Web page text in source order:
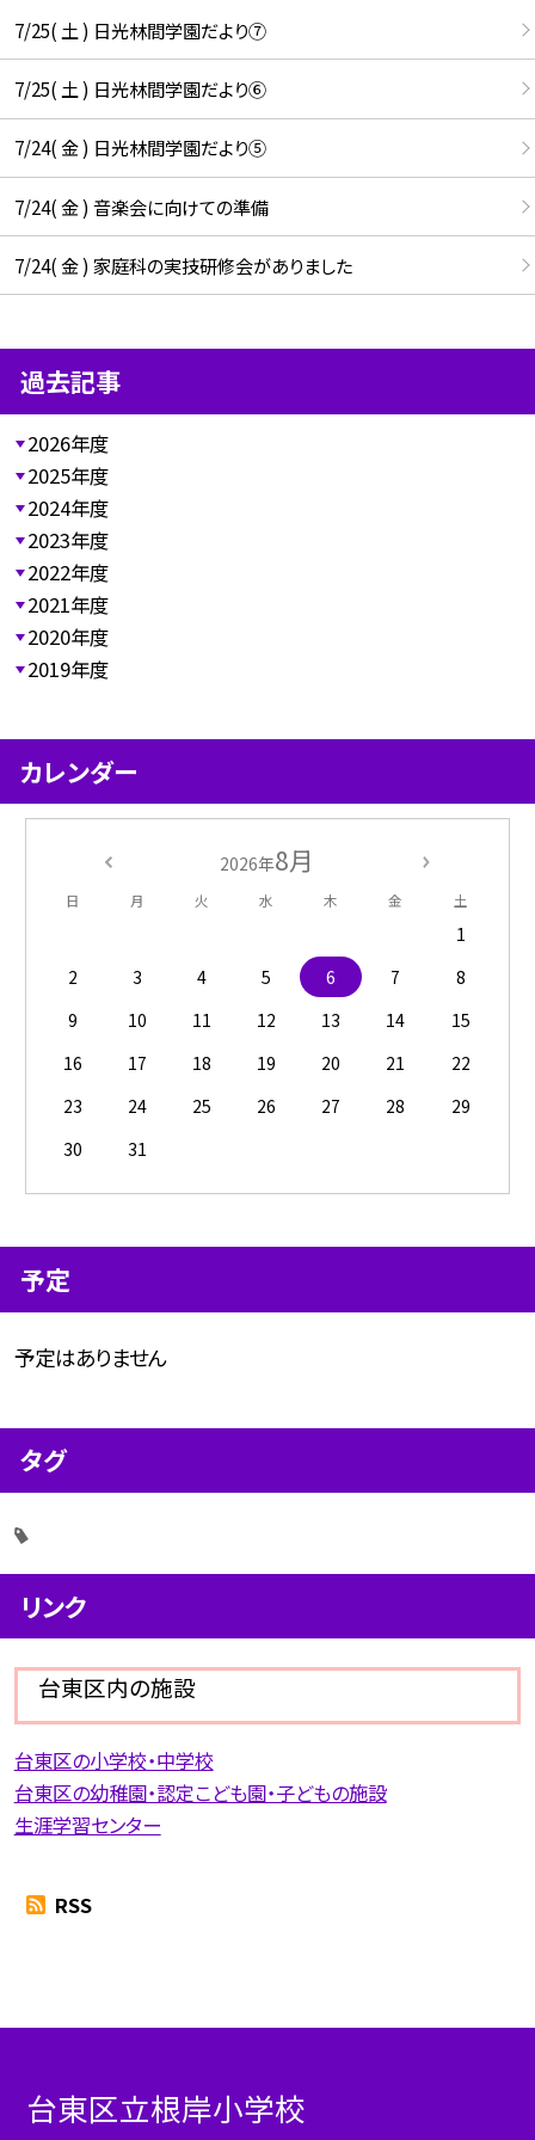
7/25( 土 ) 日光林間学園だより⑦
7/25( 土 ) 日光林間学園だより⑥
7/24( 金 ) 日光林間学園だより⑤
7/24( 金 ) 音楽会に向けての準備
7/24( 金 ) 家庭科の実技研修会がありました
過去記事
2026年度
2025年度
2024年度
2023年度
2022年度
2021年度
2020年度
2019年度
カレンダー
2026年8月
日 月 火 水 木 金 土
1
2
3 4 5 6 7
8
9
10 11 12 13 14
15
16
17 18 19 20 21
22
23
24 25 26 27 28
29
30
31
予定
予定はありません
タグ
リンク
台東区内の施設
台東区の小学校・中学校
台東区の幼稚園・認定こども園・子どもの施設
生涯学習センター
RSS
台東区立根岸小学校